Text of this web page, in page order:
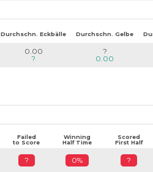
Durchschn. Eckbälle Durchschn. Gelbe
0.00
?
?
0.00
Failed
to Score
Winning
Half Time
Scored
First Half
? 0% ?